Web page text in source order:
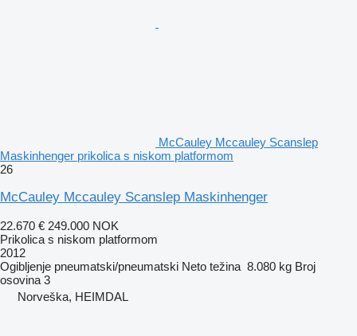
McCauley Mccauley Scanslep
Maskinhenger prikolica s niskom platformom
26
McCauley Mccauley Scanslep Maskinhenger
22.670 € 249.000 NOK
Prikolica s niskom platformom
2012
Ogibljenje pneumatski/pneumatski Neto težina 8.080 kg Broj
osovina 3
Norveška, HEIMDAL